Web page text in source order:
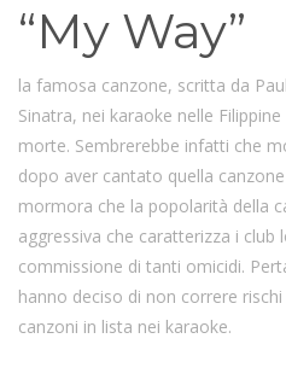
“My Way”
la famosa canzone, scritta da
Sinatra, nei karaoke nelle
morte. Sembrerebbe infatti che
dopo aver cantato quella
mormora che la popolarità della
aggressiva che caratterizza i club
commissione di tanti omicidi.
hanno deciso di non correre
canzoni in lista nei karaoke.